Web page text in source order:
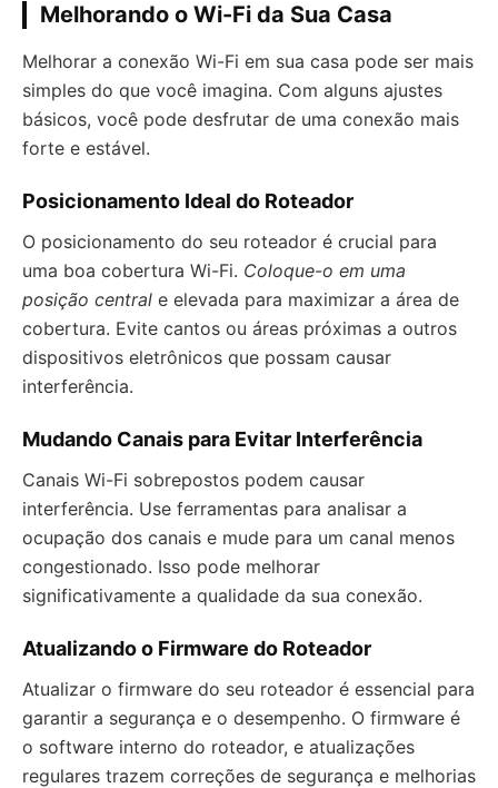
Melhorando o Wi-Fi da Sua Casa
Melhorar a conexão Wi-Fi em sua casa pode ser mais
simples do que você imagina. Com alguns ajustes
básicos, você pode desfrutar de uma conexão mais
forte e estável.
Posicionamento Ideal do Roteador
O posicionamento do seu roteador é crucial para
uma boa cobertura Wi-Fi. Coloque-o em uma
posição central e elevada para maximizar a área de
cobertura. Evite cantos ou áreas próximas a outros
dispositivos eletrônicos que possam causar
interferência.
Mudando Canais para Evitar Interferência
Canais Wi-Fi sobrepostos podem causar
interferência. Use ferramentas para analisar a
ocupação dos canais e mude para um canal menos
congestionado. Isso pode melhorar
significativamente a qualidade da sua conexão.
Atualizando o Firmware do Roteador
Atualizar o firmware do seu roteador é essencial para
garantir a segurança e o desempenho. O firmware é
o software interno do roteador, e atualizações
regulares trazem correções de segurança e melhorias